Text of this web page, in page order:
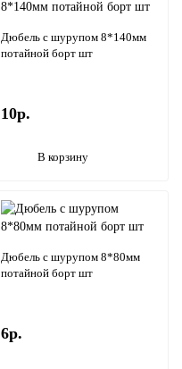
Дюбель с шурупом 8*140мм
потайной борт шт
10р.
В корзину
Дюбель с шурупом 8*80мм
потайной борт шт
6р.